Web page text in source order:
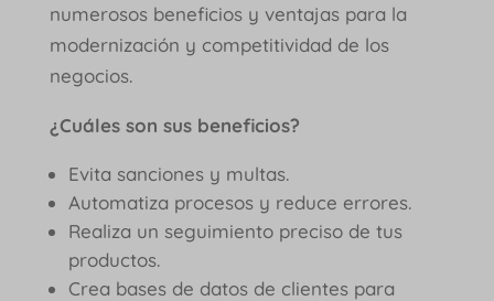
numerosos beneficios y ventajas para la
modernización y competitividad de los
negocios.
¿Cuáles son sus beneficios?
Evita sanciones y multas.
Automatiza procesos y reduce errores.
Realiza un seguimiento preciso de tus
productos.
Crea bases de datos de clientes para